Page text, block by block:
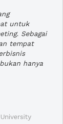
untuk
Sebagai
tempat
hanya